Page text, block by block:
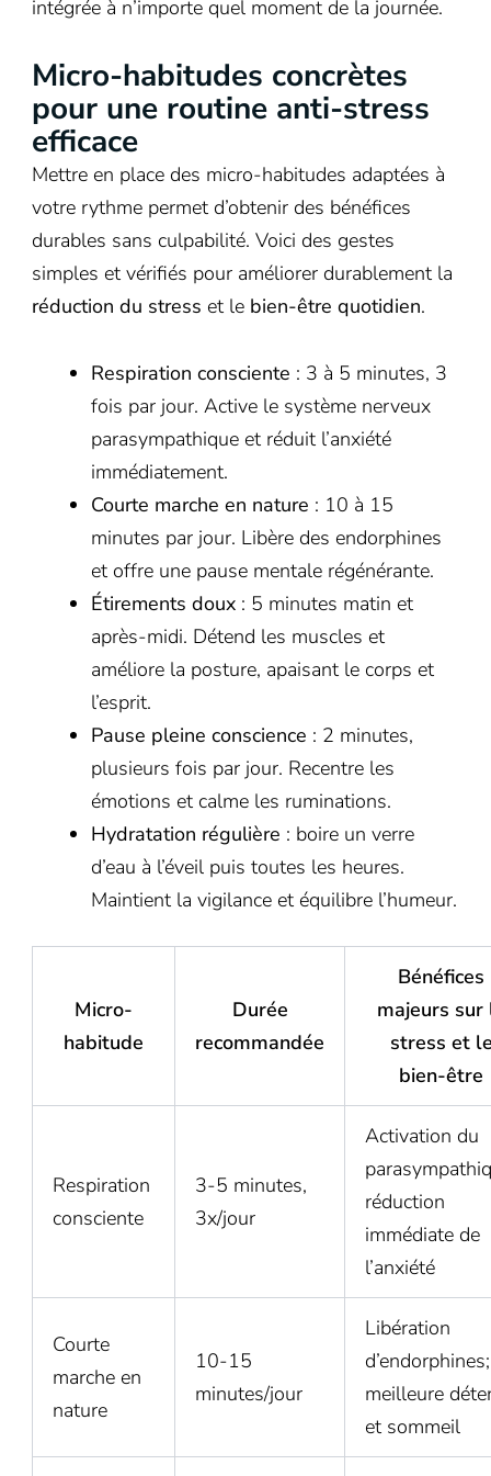
intégrée à n’importe quel moment de la journée.
Micro-habitudes concrètes
pour une routine anti-stress
efficace
Mettre en place des micro-habitudes adaptées à
votre rythme permet d’obtenir des bénéfices
durables sans culpabilité. Voici des gestes
simples et vérifiés pour améliorer durablement la
réduction du stress et le bien-être quotidien.
Respiration consciente : 3 à 5 minutes, 3
fois par jour. Active le système nerveux
parasympathique et réduit l’anxiété
immédiatement.
Courte marche en nature : 10 à 15
minutes par jour. Libère des endorphines
et offre une pause mentale régénérante.
Étirements doux : 5 minutes matin et
après-midi. Détend les muscles et
améliore la posture, apaisant le corps et
l’esprit.
Pause pleine conscience : 2 minutes,
plusieurs fois par jour. Recentre les
émotions et calme les ruminations.
Hydratation régulière : boire un verre
d’eau à l’éveil puis toutes les heures.
Maintient la vigilance et équilibre l’humeur.
Micro-
habitude
Durée
recommandée
Bénéfices
majeurs sur
stress et
bien-être
Respiration
consciente
3-5 minutes,
3x/jour
Activation du
réduction
immédiate de
l’anxiété
Courte
marche en
nature
10-15
minutes/jour
Libération
d’endorphines;
meilleure
et sommeil